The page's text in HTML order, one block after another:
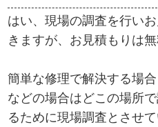
はい、現場の調査を行い
きますが、お見積もりは無
簡単な修理で解決する場
などの場合はどこの場所
るために現場調査とさせ